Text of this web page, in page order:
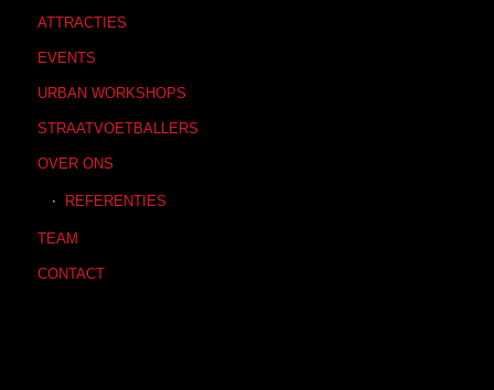
ATTRACTIES
EVENTS
URBAN WORKSHOPS
STRAATVOETBALLERS
OVER ONS
REFERENTIES
TEAM
CONTACT